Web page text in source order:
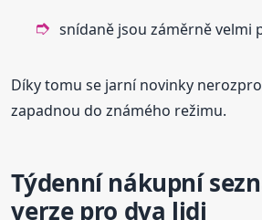
snídaně jsou záměrně velmi
Díky tomu se jarní novinky
zapadnou do známého režimu.
Týdenní nákupní
verze pro dva lidi